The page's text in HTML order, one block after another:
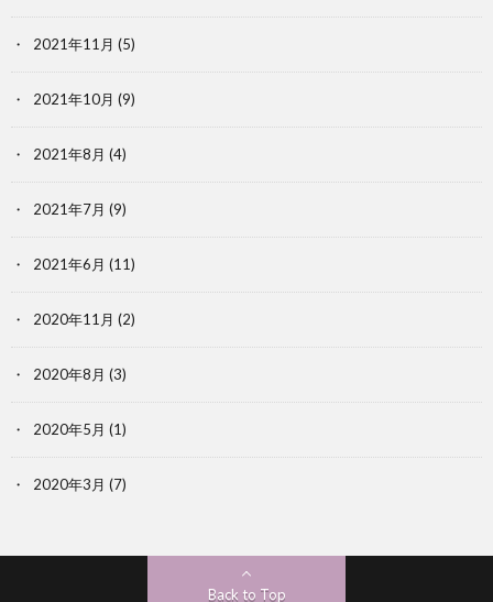
2021年11月 (5)
2021年10月 (9)
2021年8月 (4)
2021年7月 (9)
2021年6月 (11)
2020年11月 (2)
2020年8月 (3)
2020年5月 (1)
2020年3月 (7)
Back to Top